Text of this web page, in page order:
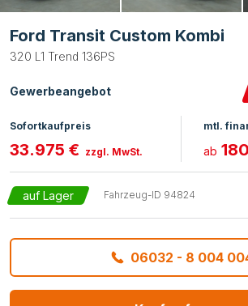
Ford Transit Custom Kombi
320 L1 Trend 136PS
Gewerbeangebot
Sofortkaufpreis
33.975 € zzgl. MwSt.
mtl.
ab
auf Lager Fahrzeug-ID 94824
06032 - 8 004